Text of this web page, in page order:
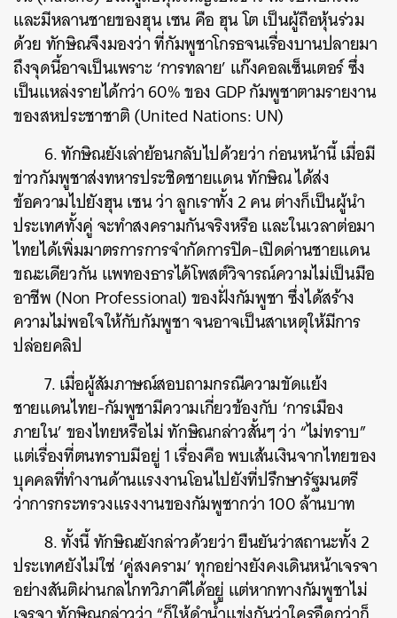
และมีหลานชายของฮุน เซน คือ ฮุน โต เป็นผู้ถือหุ้นร่วม
ด้วย ทักษิณจึงมองว่า ที่กัมพูชาโกรธจนเรื่องบานปลายมา
ถึงจุดนี้อาจเป็นเพราะ ‘การทลาย’ แก๊งคอลเซ็นเตอร์ ซึ่ง
เป็นแหล่งรายได้กว่า 60% ของ GDP กัมพูชาตามรายงาน
ของสหประชาชาติ (United Nations: UN)
6. ทักษิณยังเล่าย้อนกลับไปด้วยว่า ก่อนหน้านี้ เมื่อมี
ข่าวกัมพูชาส่งทหารประชิดชายแดน ทักษิณ ได้ส่ง
ข้อความไปยังฮุน เซน ว่า ลูกเราทั้ง 2 คน ต่างก็เป็นผู้นำ
ประเทศทั้งคู่ จะทำสงครามกันจริงหรือ และในเวลาต่อมา
ไทยได้เพิ่มมาตรการการจำกัดการปิด-เปิดด่านชายแดน
ขณะเดียวกัน แพทองธารได้โพสต์วิจารณ์ความไม่เป็นมือ
อาชีพ (Non Professional) ของฝั่งกัมพูชา ซึ่งได้สร้าง
ความไม่พอใจให้กับกัมพูชา จนอาจเป็นสาเหตุให้มีการ
ปล่อยคลิป
7. เมื่อผู้สัมภาษณ์สอบถามกรณีความขัดแย้ง
ชายแดนไทย-กัมพูชามีความเกี่ยวข้องกับ ‘การเมือง
ภายใน’ ของไทยหรือไม่ ทักษิณกล่าวสั้นๆ ว่า “ไม่ทราบ”
แต่เรื่องที่ตนทราบมีอยู่ 1 เรื่องคือ พบเส้นเงินจากไทยของ
บุคคลที่ทำงานด้านแรงงานโอนไปยังที่ปรึกษารัฐมนตรี
ว่าการกระทรวงแรงงานของกัมพูชากว่า 100 ล้านบาท
8. ทั้งนี้ ทักษิณยังกล่าวด้วยว่า ยืนยันว่าสถานะทั้ง 2
ประเทศยังไม่ใช่ ‘คู่สงคราม’ ทุกอย่างยังคงเดินหน้าเจรจา
อย่างสันติผ่านกลไกทวิภาคีได้อยู่ แต่หากทางกัมพูชาไม่
SHARE TWEET LINE EMAIL